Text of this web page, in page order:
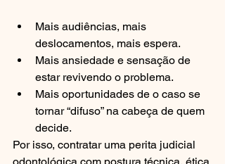
Mais audiências, mais
deslocamentos, mais espera.
Mais ansiedade e sensação de
estar revivendo o problema.
Mais oportunidades de o caso se
tornar “difuso” na cabeça de quem
decide.
Por isso, contratar uma perita judicial